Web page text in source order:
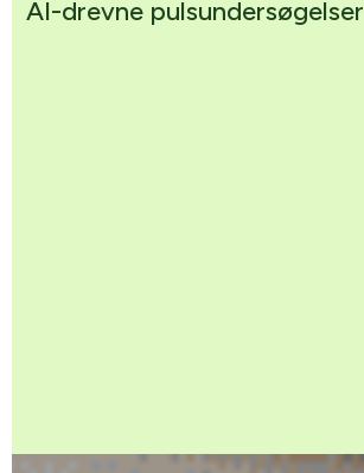
AI-drevne pulsundersøgelser